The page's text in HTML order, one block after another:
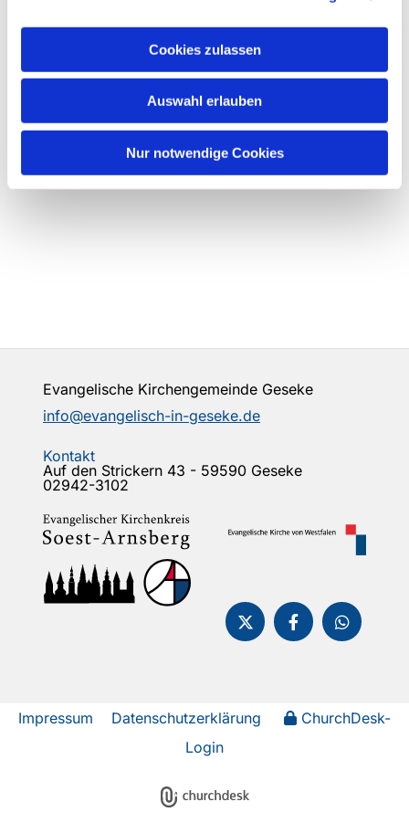
Cookies zulassen
Auswahl erlauben
Nur notwendige Cookies
Evangelische Kirchengemeinde Geseke
info@evangelisch-in-geseke.de
Kontakt
Auf den Strickern 43 - 59590 Geseke
02942-3102
Impressum Datenschutzerklärung
ChurchDesk-
Login